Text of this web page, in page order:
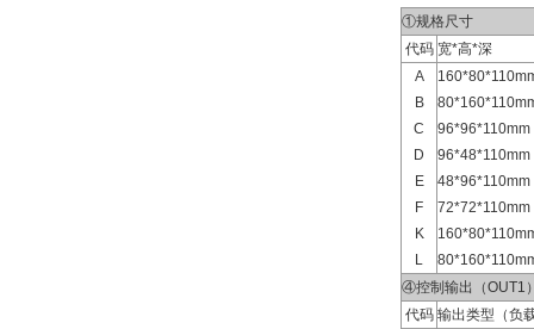
①规格尺寸
代码 宽*高*深
A
B
C
D
E
F
K
L
96*96*110mm
96*48*110mm
48*96*110mm
72*72*110mm
④控制输出（OUT1
代码 输出类型（负